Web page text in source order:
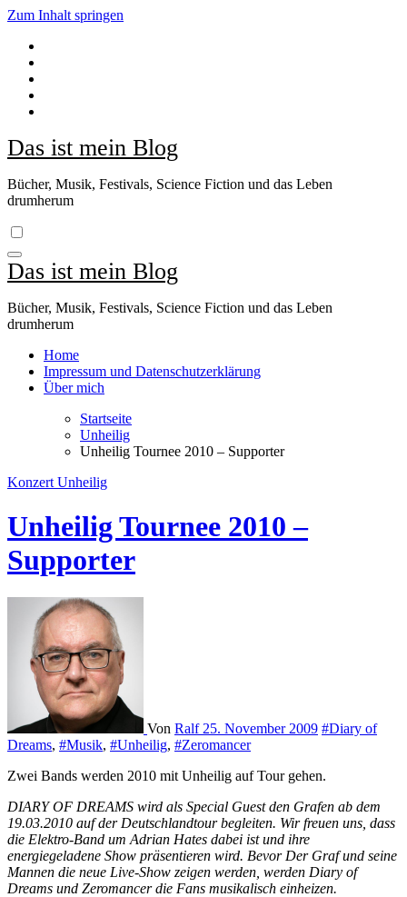
Zum Inhalt springen
Das ist mein Blog
Bücher, Musik, Festivals, Science Fiction und das Leben
drumherum
Das ist mein Blog
Bücher, Musik, Festivals, Science Fiction und das Leben
drumherum
Home
Impressum und Datenschutzerklärung
Über mich
Startseite
Unheilig
Unheilig Tournee 2010 – Supporter
Konzert Unheilig
Unheilig Tournee 2010 –
Supporter
Von Ralf 25. November 2009 #Diary of
Dreams, #Musik, #Unheilig, #Zeromancer
Zwei Bands werden 2010 mit Unheilig auf Tour gehen.
DIARY OF DREAMS wird als Special Guest den Grafen ab dem
19.03.2010 auf der Deutschlandtour begleiten. Wir freuen uns, dass
die Elektro-Band um Adrian Hates dabei ist und ihre
energiegeladene Show präsentieren wird. Bevor Der Graf und seine
Mannen die neue Live-Show zeigen werden, werden Diary of
Dreams und Zeromancer die Fans musikalisch einheizen.